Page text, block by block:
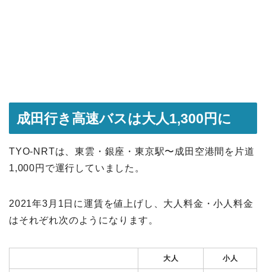
成田行き高速バスは大人1,300円に
TYO-NRTは、東雲・銀座・東京駅〜成田空港間を片道
1,000円で運行していました。
2021年3月1日に運賃を値上げし、大人料金・小人料金
はそれぞれ次のようになります。
大人 小人